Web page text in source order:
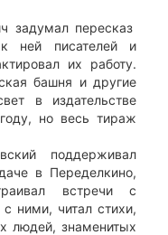
задумал пересказ
ней писателей и
их работу.
башня и другие
в издательстве
но весь тираж
поддерживал
в Переделкино,
встречи с
ними, читал стихи,
людей, знаменитых